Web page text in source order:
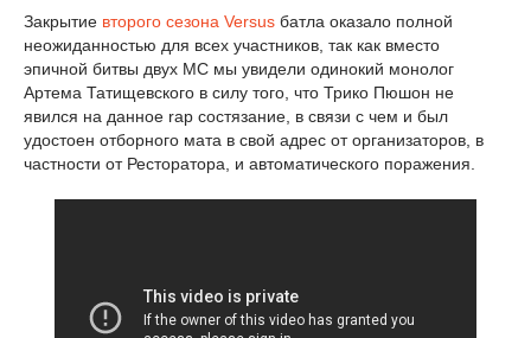
Закрытие второго сезона Versus батла оказало полной
неожиданностью для всех участников, так как вместо
эпичной битвы двух МС мы увидели одинокий монолог
Артема Татищевского в силу того, что Трико Пюшон не
явился на данное rap состязание, в связи с чем и был
удостоен отборного мата в свой адрес от организаторов, в
частности от Ресторатора, и автоматического поражения.